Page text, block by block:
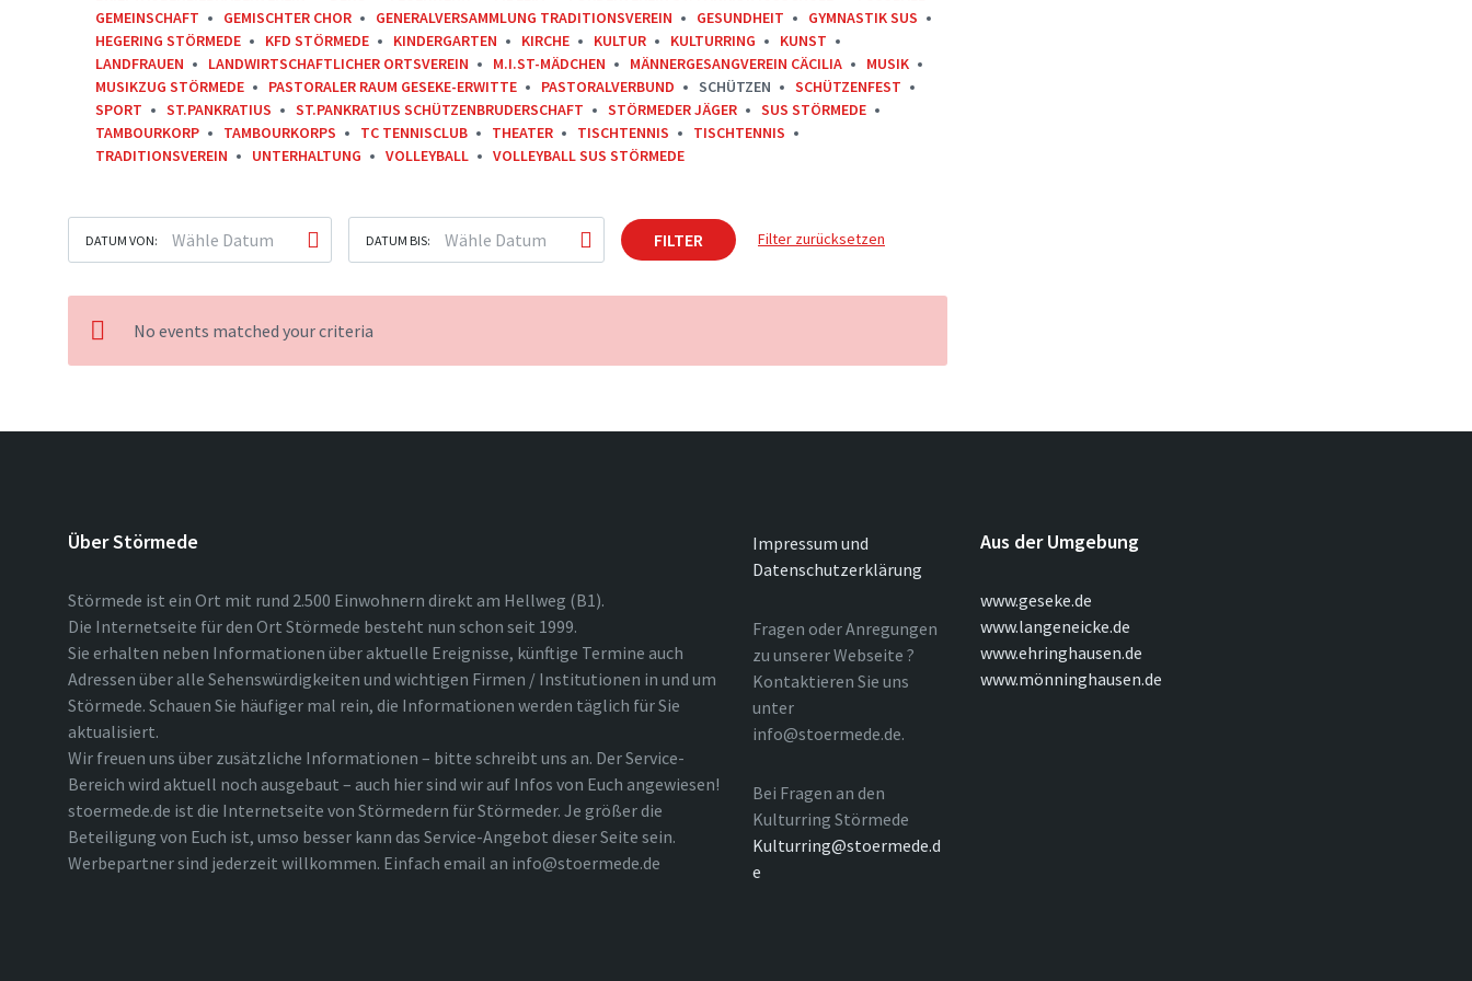
GEMEINSCHAFT
GEMISCHTER CHOR GENERALVERSAMMLUNG TRADITIONSVEREIN GESUNDHEIT
GYMNASTIK SUS
HEGERING STÖRMEDE
KFD STÖRMEDE KINDERGARTEN KIRCHE KULTUR KULTURRING
KUNST
LANDFRAUEN
LANDWIRTSCHAFTLICHER ORTSVEREIN M.I.ST-MÄDCHEN MÄNNERGESANGVEREIN CÄCILIA
MUSIK
MUSIKZUG STÖRMEDE
PASTORALER RAUM GESEKE-ERWITTE PASTORALVERBUND SCHÜTZEN
SCHÜTZENFEST
SPORT
ST.PANKRATIUS ST.PANKRATIUS SCHÜTZENBRUDERSCHAFT STÖRMEDER JÄGER
SUS STÖRMEDE
TAMBOURKORP
TAMBOURKORPS TC TENNISCLUB THEATER TISCHTENNIS
TISCHTENNIS
TRADITIONSVEREIN
UNTERHALTUNG VOLLEYBALL VOLLEYBALL SUS STÖRMEDE
DATUM VON: DATUM BIS: FILTER Filter zurücksetzen
No events matched your criteria
Über Störmede
Störmede ist ein Ort mit rund 2.500 Einwohnern direkt am Hellweg (B1).
Die Internetseite für den Ort Störmede besteht nun schon seit 1999.
Sie erhalten neben Informationen über aktuelle Ereignisse, künftige Termine auch
Adressen über alle Sehenswürdigkeiten und wichtigen Firmen / Institutionen in und um
Störmede. Schauen Sie häufiger mal rein, die Informationen werden täglich für Sie
aktualisiert.
Wir freuen uns über zusätzliche Informationen – bitte schreibt uns an. Der Service-
Bereich wird aktuell noch ausgebaut – auch hier sind wir auf Infos von Euch angewiesen!
stoermede.de ist die Internetseite von Störmedern für Störmeder. Je größer die
Beteiligung von Euch ist, umso besser kann das Service-Angebot dieser Seite sein.
Werbepartner sind jederzeit willkommen. Einfach email an info@stoermede.de
Impressum und
Datenschutzerklärung
Fragen oder Anregungen
zu unserer Webseite ?
Kontaktieren Sie uns
unter
info@stoermede.de.
Bei Fragen an den
Kulturring Störmede
Kulturring@stoermede.d
e
Aus der Umgebung
www.geseke.de
www.langeneicke.de
www.ehringhausen.de
www.mönninghausen.de